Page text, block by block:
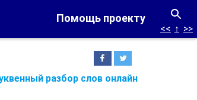
Помощь проекту
разбор слов онлайн
<< ↑ >>